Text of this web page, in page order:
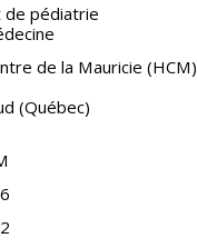
pédiatrie
de la Mauricie (HCM)
(Québec)